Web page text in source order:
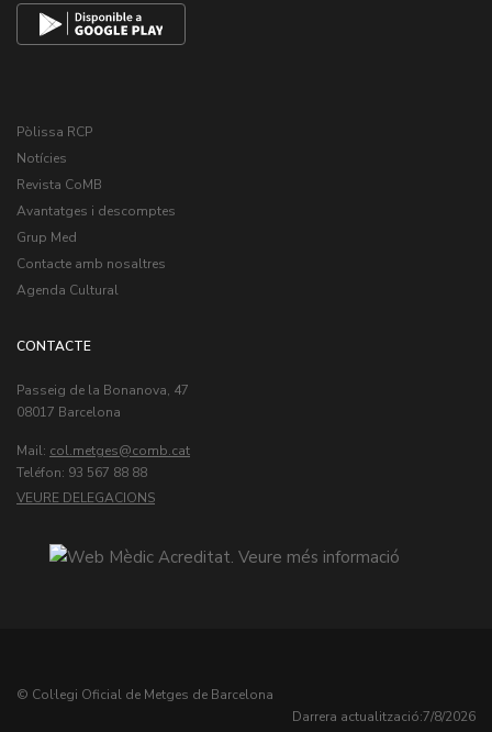
Pòlissa RCP
Notícies
Revista CoMB
Avantatges i descomptes
Grup Med
Contacte amb nosaltres
Agenda Cultural
CONTACTE
Passeig de la Bonanova, 47
08017 Barcelona
Mail: col.metges
Teléfon: 93 567 88 88
VEURE DELEGACIONS
© Col·legi Oficial de Metges de Barcelona
Darrera actualització:7/8/2026